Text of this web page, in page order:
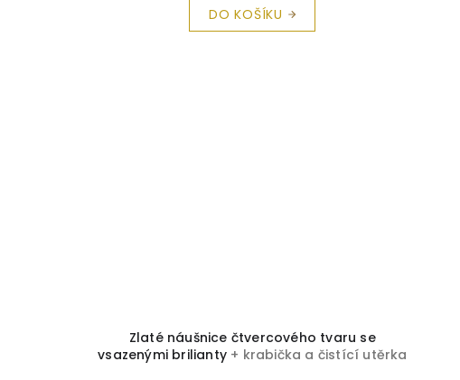
DO KOŠÍKU
Zlaté náušnice čtvercového tvaru se
vsazenými brilianty + krabička a čistící utěrka